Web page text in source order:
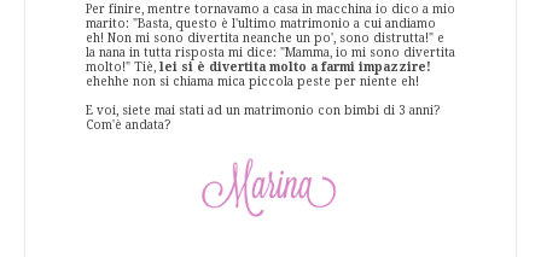
Per finire, mentre tornavamo a casa in macchina io dico a mio
marito: "Basta, questo è l'ultimo matrimonio a cui andiamo
eh! Non mi sono divertita neanche un po', sono distrutta!" e
la nana in tutta risposta mi dice: "Mamma, io mi sono divertita
molto!" Tiè, lei si è divertita molto a farmi impazzire!
ehehhe non si chiama mica piccola peste per niente eh!
E voi, siete mai stati ad un matrimonio con bimbi di 3 anni?
Com'è andata?